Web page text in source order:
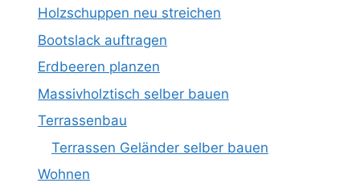
Holzschuppen neu streichen
Bootslack auftragen
Erdbeeren planzen
Massivholztisch selber bauen
Terrassenbau
Terrassen Geländer selber bauen
Wohnen